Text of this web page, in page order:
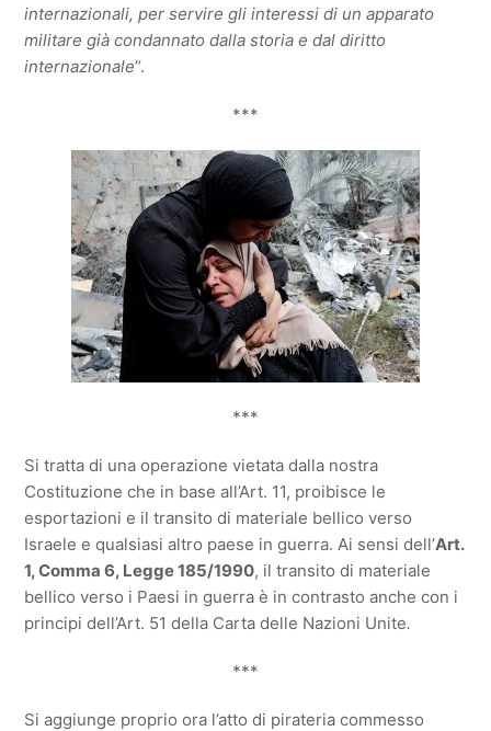
internazionali, per servire gli interessi di un apparato
militare già condannato dalla storia e dal diritto
internazionale“.
***
***
Si tratta di una operazione vietata dalla nostra
Costituzione che in base all’Art. 11, proibisce le
esportazioni e il transito di materiale bellico verso
Israele e qualsiasi altro paese in guerra. Ai sensi dell’Art.
1, Comma 6, Legge 185/1990, il transito di materiale
bellico verso i Paesi in guerra è in contrasto anche con i
principi dell’Art. 51 della Carta delle Nazioni Unite.
***
Si aggiunge proprio ora l’atto di pirateria commesso